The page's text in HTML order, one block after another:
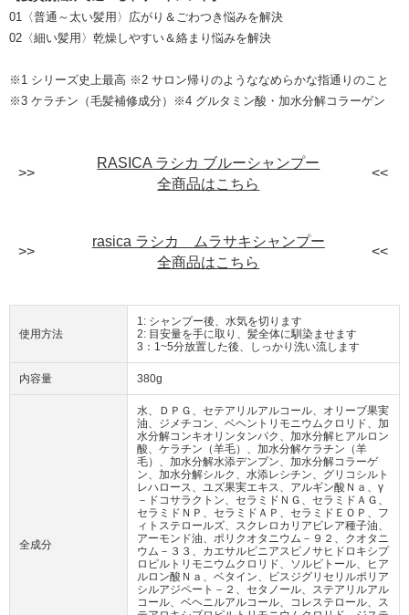
01〈普通～太い髪用〉広がり＆ごわつき悩みを解決
02〈細い髪用〉乾燥しやすい＆絡まり悩みを解決
※1 シリーズ史上最高 ※2 サロン帰りのようななめらかな指通りのこと
※3 ケラチン（毛髪補修成分）※4 グルタミン酸・加水分解コラーゲン
RASICA ラシカ ブルーシャンプー
全商品はこちら
rasica ラシカ ムラサキシャンプー
全商品はこちら
使用方法
1: シャンプー後、水気を切ります
2: 目安量を手に取り、髪全体に馴染ませます
3：1~5分放置した後、しっかり洗い流します
内容量 380g
全成分
水、ＤＰＧ、セテアリルアルコール、オリーブ果実
油、ジメチコン、ベヘントリモニウムクロリド、加
水分解コンキオリンタンパク、加水分解ヒアルロン
酸、ケラチン（羊毛）、加水分解ケラチン（羊
毛）、加水分解水添デンプン、加水分解コラーゲ
ン、加水分解シルク、水添レシチン、グリコシルト
レハロース、ユズ果実エキス、アルギン酸Ｎａ、γ
－ドコサラクトン、セラミドＮＧ、セラミドＡＧ、
セラミドＮＰ、セラミドＡＰ、セラミドＥＯＰ、フ
ィトステロールズ、スクレロカリアビレア種子油、
アーモンド油、ポリクオタニウム－９２、クオタニ
ウム－３３、カエサルピニアスピノサヒドロキシプ
ロピルトリモニウムクロリド、ソルビトール、ヒア
ルロン酸Ｎａ、ベタイン、ビスジグリセリルポリア
シルアジペート－２、セタノール、ステアリルアル
コール、ベヘニルアルコール、コレステロール、ス